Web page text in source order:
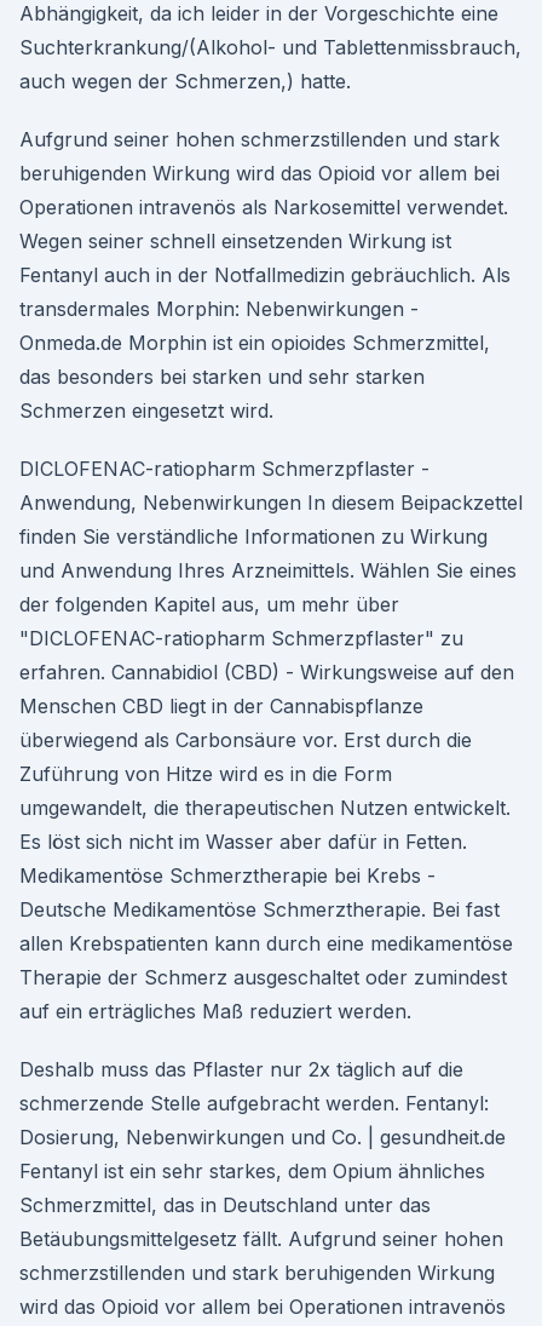
Abhängigkeit, da ich leider in der Vorgeschichte eine
Suchterkrankung/(Alkohol- und Tablettenmissbrauch,
auch wegen der Schmerzen,) hatte.
Aufgrund seiner hohen schmerzstillenden und stark
beruhigenden Wirkung wird das Opioid vor allem bei
Operationen intravenös als Narkosemittel verwendet.
Wegen seiner schnell einsetzenden Wirkung ist
Fentanyl auch in der Notfallmedizin gebräuchlich. Als
transdermales Morphin: Nebenwirkungen -
Onmeda.de Morphin ist ein opioides Schmerzmittel,
das besonders bei starken und sehr starken
Schmerzen eingesetzt wird.
DICLOFENAC-ratiopharm Schmerzpflaster -
Anwendung, Nebenwirkungen In diesem Beipackzettel
finden Sie verständliche Informationen zu Wirkung
und Anwendung Ihres Arzneimittels. Wählen Sie eines
der folgenden Kapitel aus, um mehr über
"DICLOFENAC-ratiopharm Schmerzpflaster" zu
erfahren. Cannabidiol (CBD) - Wirkungsweise auf den
Menschen CBD liegt in der Cannabispflanze
überwiegend als Carbonsäure vor. Erst durch die
Zuführung von Hitze wird es in die Form
umgewandelt, die therapeutischen Nutzen entwickelt.
Es löst sich nicht im Wasser aber dafür in Fetten.
Medikamentöse Schmerztherapie bei Krebs -
Deutsche Medikamentöse Schmerztherapie. Bei fast
allen Krebspatienten kann durch eine medikamentöse
Therapie der Schmerz ausgeschaltet oder zumindest
auf ein erträgliches Maß reduziert werden.
Deshalb muss das Pflaster nur 2x täglich auf die
schmerzende Stelle aufgebracht werden. Fentanyl:
Dosierung, Nebenwirkungen und Co. | gesundheit.de
Fentanyl ist ein sehr starkes, dem Opium ähnliches
Schmerzmittel, das in Deutschland unter das
Betäubungsmittelgesetz fällt. Aufgrund seiner hohen
schmerzstillenden und stark beruhigenden Wirkung
wird das Opioid vor allem bei Operationen intravenös